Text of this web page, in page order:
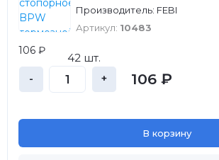
Производитель: FEBI
Артикул: 10483
106 ₽
42 шт.
- + 106 ₽
В корзину